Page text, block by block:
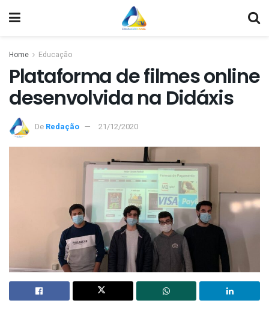
Home Educação
Plataforma de filmes online
desenvolvida na Didáxis
De Redação 21/12/2020